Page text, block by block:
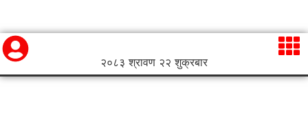
२०८३ श्रावण २२ शुक्रबार